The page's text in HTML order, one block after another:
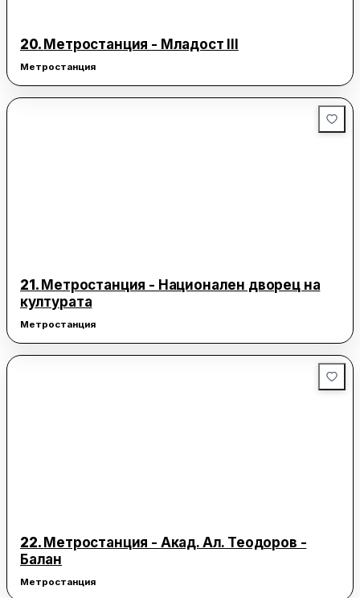
20. Метростанция - Младост III
Метростанция
21. Метростанция - Национален дворец на
културата
Метростанция
22. Метростанция - Акад. Ал. Теодоров -
Балан
Метростанция